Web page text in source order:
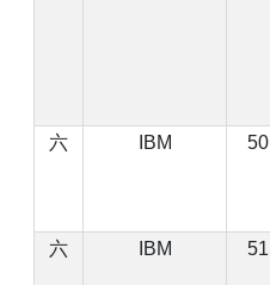
六 IBM 50
六 IBM 51